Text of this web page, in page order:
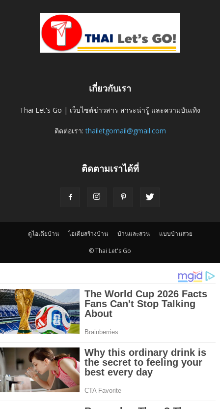
เกี่ยวกับเรา
Thai Let's Go | เว็บไซต์ข่าวสาร สาระน่ารู้ และความบันเทิง
ติดต่อเรา:thailetgomail@gmail.com
ติดตามเราได้ที่
ดูไอเดียบ้าน ไอเดียสร้างบ้าน บ้านและสวน แบบบ้านสวย
© Thai Let's Go